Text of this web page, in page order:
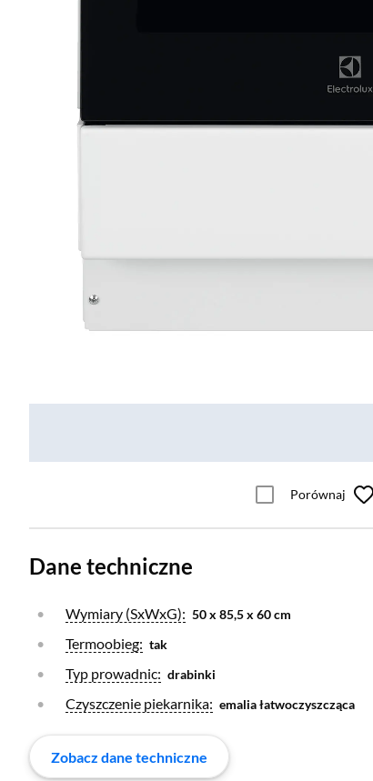
Porównaj
Dane techniczne
Otwórz warstwę
Wymiary (SxWxG): 50 x 85,5 x 60 cm
Otwórz warstwę
Termoobieg: tak
Otwórz warstwę
Typ prowadnic: drabinki
Otwórz warstwę
Czyszczenie piekarnika: emalia łatwoczyszcząca
Zobacz dane techniczne